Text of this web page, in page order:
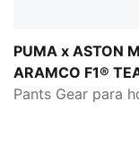
PUMA x ASTON
ARAMCO F1®
Pants Gear para